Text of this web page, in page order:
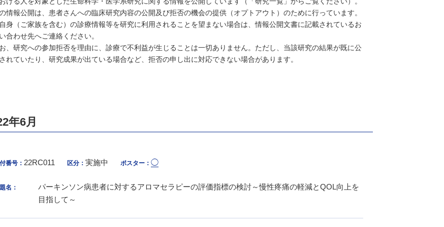
情報公開は、患者さんへの臨床研究内容の公開及び拒否の機会の提供（オプトアウト）のために行っています。
身（ご家族を含む）の診療情報等を研究に利用されることを望まない場合は、情報公開文書に記載されているお
合わせ先へご連絡ください。
、研究への参加拒否を理由に、診療で不利益が生じることは一切ありません。ただし、当該研究の結果が既に公
れていたり、研究成果が出ている場合など、拒否の申し出に対応できない場合があります。
年6月
番号：22RC011 区分：実施中 ポスター：◯
名：
パーキンソン病患者に対するアロマセラピーの評価指標の検討～慢性疼痛の軽減とQOL向上を
目指して～